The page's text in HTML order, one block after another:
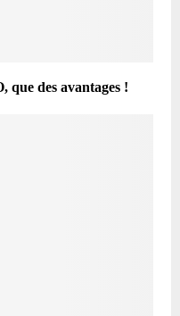
que des avantages !